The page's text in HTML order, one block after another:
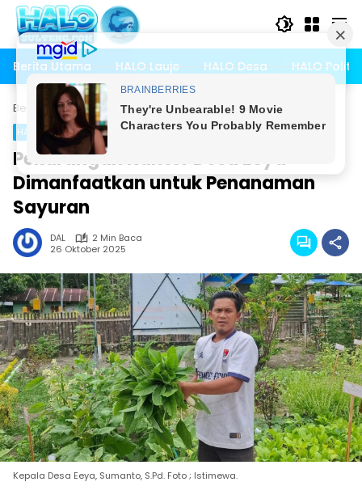
Langsung
konten
Berita Utama
HALO Lauje HALO Desa HALO Politik
Beranda HALO Desa
HALO Desa
Pekarangan Kantor Desa Eeya
Dimanfaatkan untuk Penanaman
Sayuran
DAL
2 Min Baca
26 Oktober 2025
Kepala Desa Eeya, Sumanto, S.Pd. Foto ; Istimewa.